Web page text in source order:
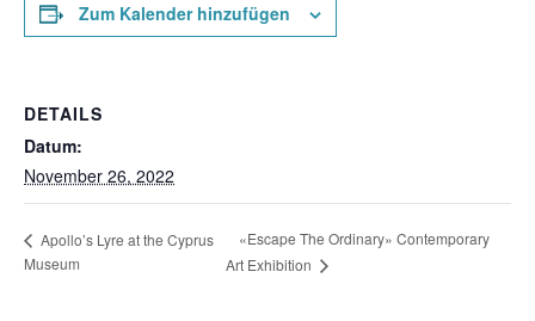
Zum Kalender hinzufügen
DETAILS
Datum:
November 26, 2022
Apollo’s Lyre at the Cyprus
Museum
«Escape The Ordinary» Contemporary
Art Exhibition